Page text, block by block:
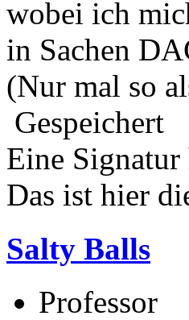
wobei ich
in Sachen
(Nur mal so
Gespeichert
Eine Signatur
Das ist hier
Salty Balls
Professor